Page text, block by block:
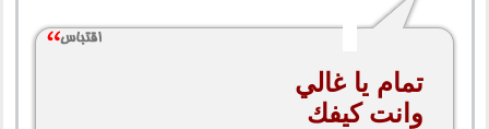
تمام يا غالي
وانت كيفك